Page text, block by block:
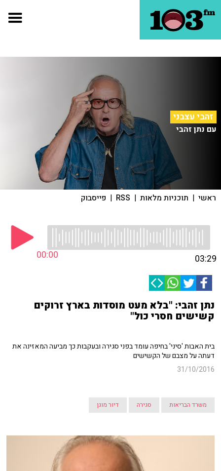
זהבי עצבני
עם נתן זהבי
ראשי | תוכניות מלאות |
RSS
| פייסבוק
00:00 03:29
נתן זהבי: "בלא מעט מוסדות בארץ זרוקים
קשישים חסרי כול"
בית האבות 'סיני' בחיפה עומד בפני סגירה ובעקבות כך מביעה המאזינה את
דעתה על מצבם של הקשישים
31/10/2016
משרד הבריאות סגירה דיור מוגן